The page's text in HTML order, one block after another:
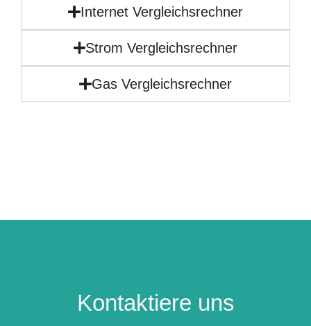
Internet Vergleichsrechner
Strom Vergleichsrechner
Gas Vergleichsrechner
Kontaktiere uns